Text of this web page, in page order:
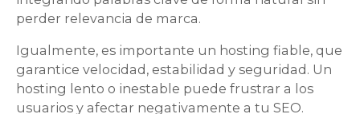
perder relevancia de marca.
Igualmente, es importante un hosting fiable, que
garantice velocidad, estabilidad y seguridad. Un
hosting lento o inestable puede frustrar a los
usuarios y afectar negativamente a tu SEO.